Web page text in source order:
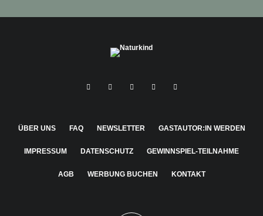
ÜBER UNS FAQ NEWSLETTER GASTAUTOR:IN WERDEN
IMPRESSUM DATENSCHUTZ GEWINNSPIEL-TEILNAHME
AGB WERBUNG BUCHEN KONTAKT